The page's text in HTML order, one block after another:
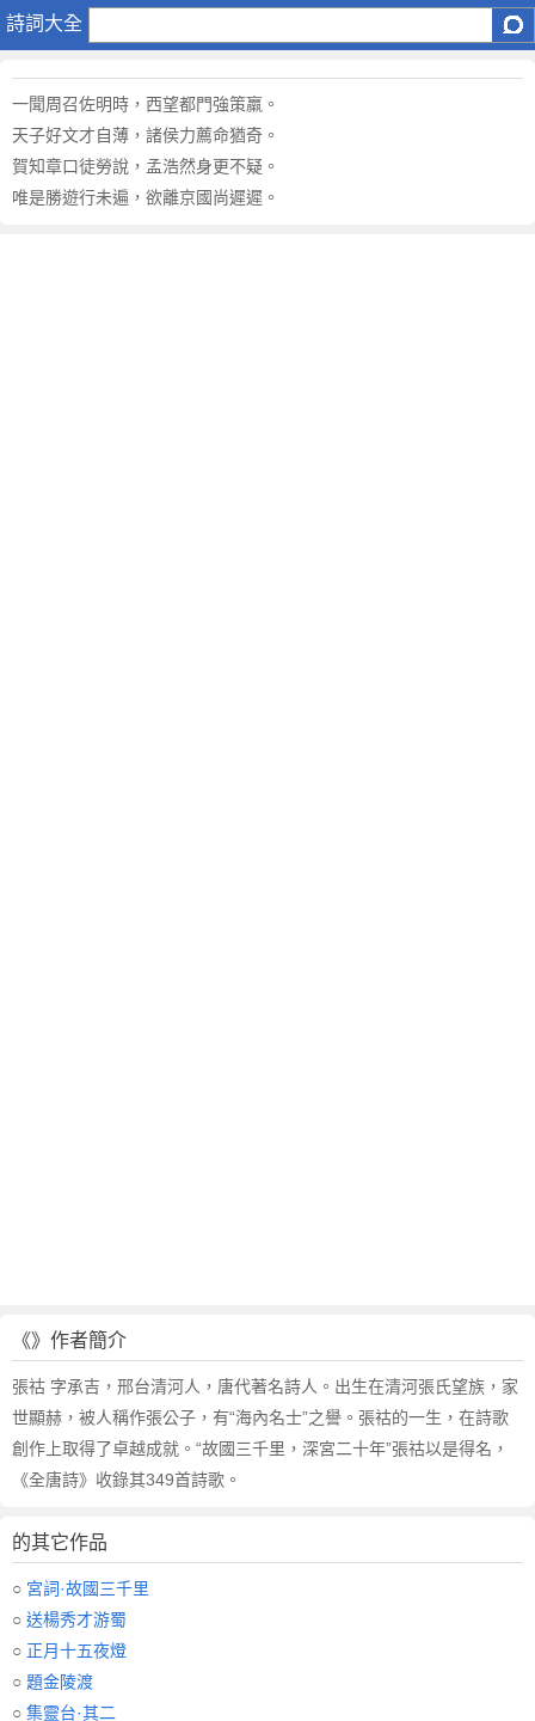
詩詞大全
原
譯
文
賞
一聞周召佐明時，西望都門強策羸。
天子好文才自薄，諸侯力薦命猶奇。
賀知章口徒勞說，孟浩然身更不疑。
唯是勝遊行未遍，欲離京國尚遲遲。
《》作者簡介
張祜 字承吉，邢台清河人，唐代著名詩人。出生在清河張氏望族，家
世顯赫，被人稱作張公子，有“海內名士”之譽。張祜的一生，在詩歌
創作上取得了卓越成就。“故國三千里，深宮二十年”張祜以是得名，
《全唐詩》收錄其349首詩歌。
的其它作品
○ 宮詞·故國三千里
○ 送楊秀才游蜀
○ 正月十五夜燈
○ 題金陵渡
○ 集靈台·其二